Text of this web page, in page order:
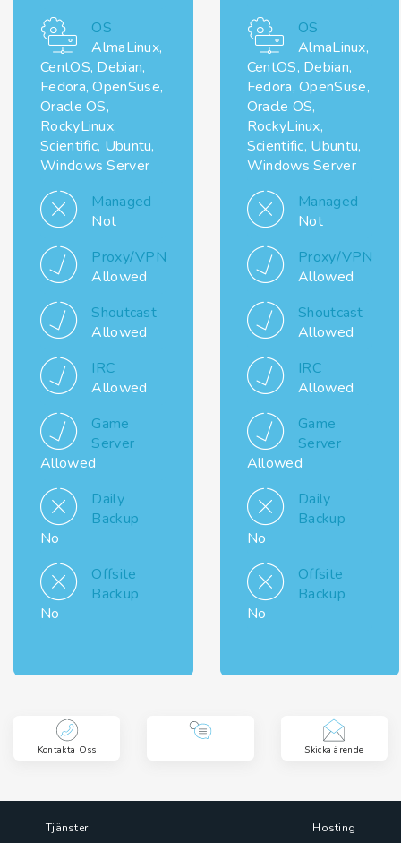
OS
AlmaLinux,
CentOS, Debian,
Fedora, OpenSuse,
Oracle OS,
RockyLinux,
Scientific, Ubuntu,
Windows Server
Managed
Not
Proxy/VPN
Allowed
Shoutcast
Allowed
IRC
Allowed
Game
Server
Allowed
Daily
Backup
No
Offsite
Backup
No
OS
AlmaLinux,
CentOS, Debian,
Fedora, OpenSuse,
Oracle OS,
RockyLinux,
Scientific, Ubuntu,
Windows Server
Managed
Not
Proxy/VPN
Allowed
Shoutcast
Allowed
IRC
Allowed
Game
Server
Allowed
Daily
Backup
No
Offsite
Backup
No
Kontakta Oss Skicka ärende
Tjänster Hosting